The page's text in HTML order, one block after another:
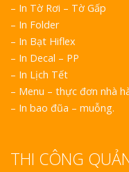
– In Tờ Rơi – Tờ Gấp
– In Folder
– In Bạt Hiflex
– In Decal – PP
– In Lịch Tết
– Menu – thực đơn nhà
– In bao đũa – muỗng.
THI CÔNG